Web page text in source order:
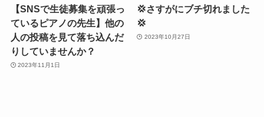
【SNSで生徒募集を頑張っ
ているピアノの先生】他の
人の投稿を見て落ち込んだ
りしていませんか？
2023年11月1日
💢さすがにブチ切れました
💢
2023年10月27日